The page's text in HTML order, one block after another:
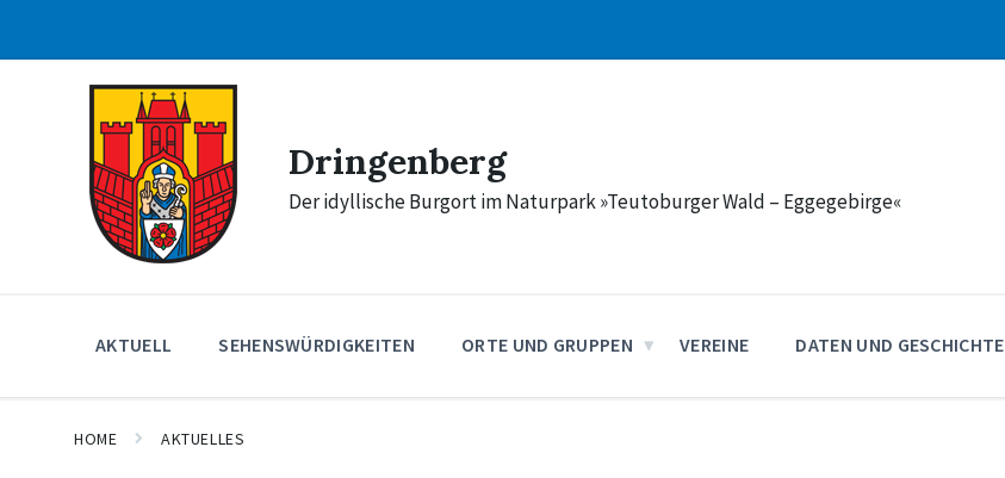
content
main
footer
Dringenberg
Der idyllische Burgort im Naturpark »Teutoburger Wald – Eggegebirge«
AKTUELL SEHENSWÜRDIGKEITEN ORTE UND GRUPPEN VEREINE DATEN UND GESCHICHTE
HOME AKTUELLES